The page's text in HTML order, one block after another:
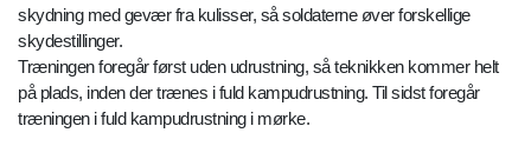
skydning med gevær fra kulisser, så soldaterne øver forskellige
skydestillinger.
Træningen foregår først uden udrustning, så teknikken kommer helt
på plads, inden der trænes i fuld kampudrustning. Til sidst foregår
træningen i fuld kampudrustning i mørke.